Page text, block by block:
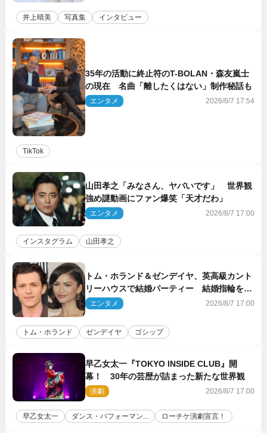
井上晴美 写真集 インタビュー
35年の活動に終止符のT-BOLAN・森友嵐士
の現在 名曲「離したくはない」制作秘話も
エンタメ 2026/8/7 17:54
TikTok
山田孝之「みなさん、ヤバいです」 世界観
強め謎動画にファン爆笑「天才だわ」
エンタメ 2026/8/7 17:00
インスタグラム 山田孝之
トム・ホランド＆ゼンデイヤ、英高級カント
リーハウスで結婚パーティー 結婚指輪を身
に着けたトムも初キャッチ
エンタメ 2026/8/7 17:00
トム・ホランド ゼンデイヤ ゴシップ
早乙女太一『TOKYO INSIDE CLUB』開
幕！ 30年の芸歴が詰まった新たな世界観
演劇 2026/8/7 17:00
早乙女太一 ダンス・パフォーマン... ローチケ演劇宣言！